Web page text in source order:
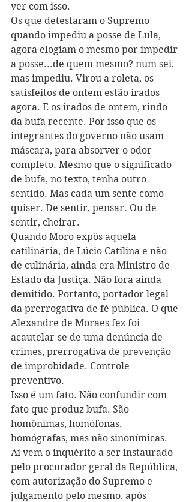
ver com isso.
Os que detestaram o Supremo
quando impediu a posse de Lula,
agora elogiam o mesmo por impedir
a posse...de quem mesmo? num sei,
mas impediu. Virou a roleta, os
satisfeitos de ontem estão irados
agora. E os irados de ontem, rindo
da bufa recente. Por isso que os
integrantes do governo não usam
máscara, para absorver o odor
completo. Mesmo que o significado
de bufa, no texto, tenha outro
sentido. Mas cada um sente como
quiser. De sentir, pensar. Ou de
sentir, cheirar.
Quando Moro expôs aquela
catilinária, de Lúcio Catilina e não
de culinária, ainda era Ministro de
Estado da Justiça. Não fora ainda
demitido. Portanto, portador legal
da prerrogativa de fé pública. O que
Alexandre de Moraes fez foi
acautelar-se de uma denúncia de
crimes, prerrogativa de prevenção
de improbidade. Controle
preventivo.
Isso é um fato. Não confundir com
fato que produz bufa. São
homônimas, homófonas,
homógrafas, mas não sinonímicas.
Aí vem o inquérito a ser instaurado
pelo procurador geral da República,
com autorização do Supremo e
julgamento pelo mesmo, após